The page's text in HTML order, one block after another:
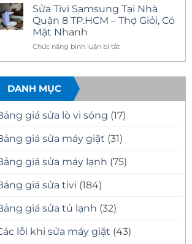
Minh
Bạch
Tín
–
Có
Mặt
Nhanh,
Sửa
Bệnh
Samsung
Tại
Nhà
Quận
Uy
Có
Sau
bình
luận
ở
Dịch
Sửa
Samsung
Quận
Nghiệp
Sửa Tivi Samsung Tại Nhà
Quận 8 TP.HCM – Thợ Giỏi, Có
Mặt Nhanh
Chức năng bình luận bị tắtở
Samsung
8
–
Giỏi,
DANH MỤC
giá sửa lò vi sóng (17)
giá sửa máy giặt (31)
giá sửa máy lạnh (75)
giá sửa tivi (184)
giá sửa tủ lạnh (32)
lỗi khi sửa máy giặt (43)